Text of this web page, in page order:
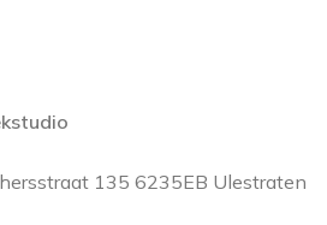
135 6235EB Ulestraten